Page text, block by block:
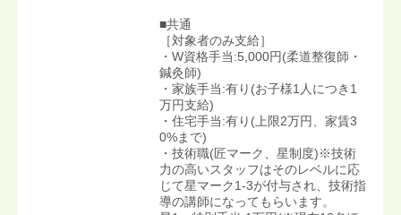
■共通
［対象者のみ支給］
・W資格手当:5,000円(柔道整復師・
鍼灸師)
・家族手当:有り(お子様1人につき1
万円支給)
・住宅手当:有り(上限2万円、家賃3
0%まで)
・技術職(匠マーク、星制度)※技術
力の高いスタッフはそのレベルに応
じて星マーク1-3が付与され、技術指
導の講師になってもらいます。